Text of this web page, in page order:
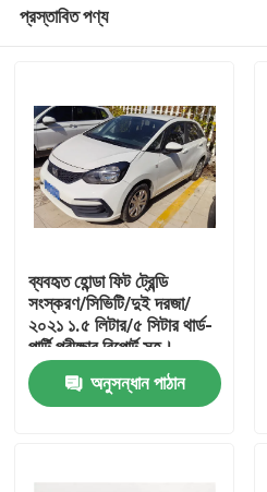
বাড়ি
প্রস্তাবিত পণ্য
ব্যবহৃত হোন্ডা ফিট ট্রেন্ডি
সংস্করণ/সিভিটি/দুই দরজা/
২০২১ ১.৫ লিটার/৫ সিটার থার্ড-
পার্টি পরীক্ষার রিপোর্ট সহ।
অনুসন্ধান পাঠান